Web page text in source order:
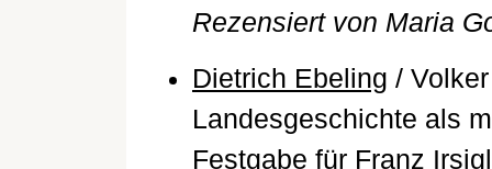
Rezensiert von Maria
Dietrich Ebeling /
Landesgeschichte als
Festgabe für Franz